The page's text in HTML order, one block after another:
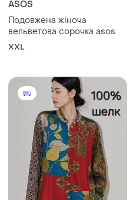
ASOS
Подовжена жіноча
вельветова сорочка asos
XXL